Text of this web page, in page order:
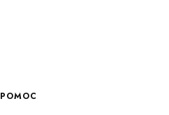
Linki w stopce
POMOC